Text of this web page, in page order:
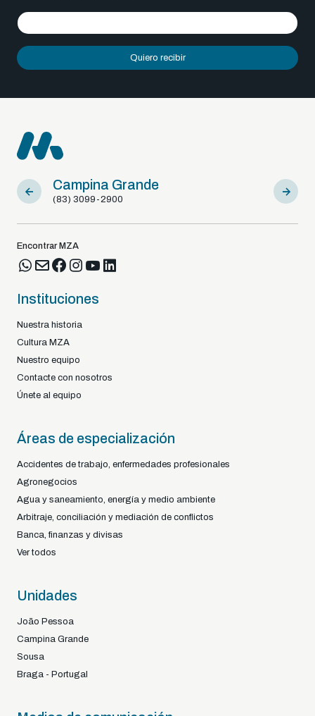
Quiero recibir
Campina Grande
(83) 3099-2900
Sousa
(83)
Encontrar MZA
Instituciones
Nuestra historia
Cultura MZA
Nuestro equipo
Contacte con nosotros
Únete al equipo
Áreas de especialización
Accidentes de trabajo, enfermedades profesionales
Agronegocios
Agua y saneamiento, energía y medio ambiente
Arbitraje, conciliación y mediación de conflictos
Banca, finanzas y divisas
Ver todos
Unidades
João Pessoa
Campina Grande
Sousa
Braga - Portugal